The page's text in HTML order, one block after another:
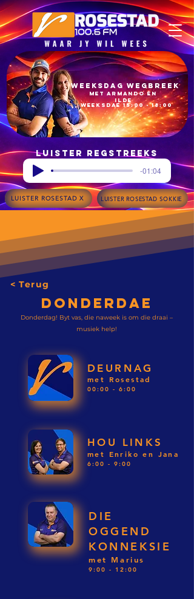
Weeksdae 15:00 - 18:00​
met armando en
ilde​
Weeksdag Wegbreek
Luister regstreeks
-01:04
LUISTER ROSESTAD X LUISTER ROSESTAD SOKKIE
< Terug
DONDERDAE
Donderdag! Byt vas, die naweek is om die draai –
musiek help!
DEURNAG
met Rosestad
00:00 - 6:00
HOU LINKS
met Enriko en Jana
6:00 - 9:00
DIE
OGGEND
KONNEKSIE
met Marius
9:00 - 12:00